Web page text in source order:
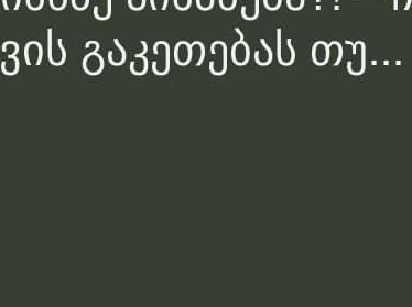
გაკეთებას თუ...